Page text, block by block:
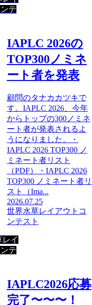
テ
IAPLC 2026の
TOP300ノミネ
ート者を発表
顧問のタナカカツキで
す。IAPLC 2026、今年
からトップの300ノミネ
ート者が発表されるよ
うになりました。・
IAPLC 2026 TOP300 ノ
ミネート者リスト
（PDF）・IAPLC 2026
TOP300 ノミネート者リ
スト（Ima...
2026.07.25
世界水草レイアウトコ
ンテスト
イ
テ
IAPLC2026応募
完了〜〜〜！